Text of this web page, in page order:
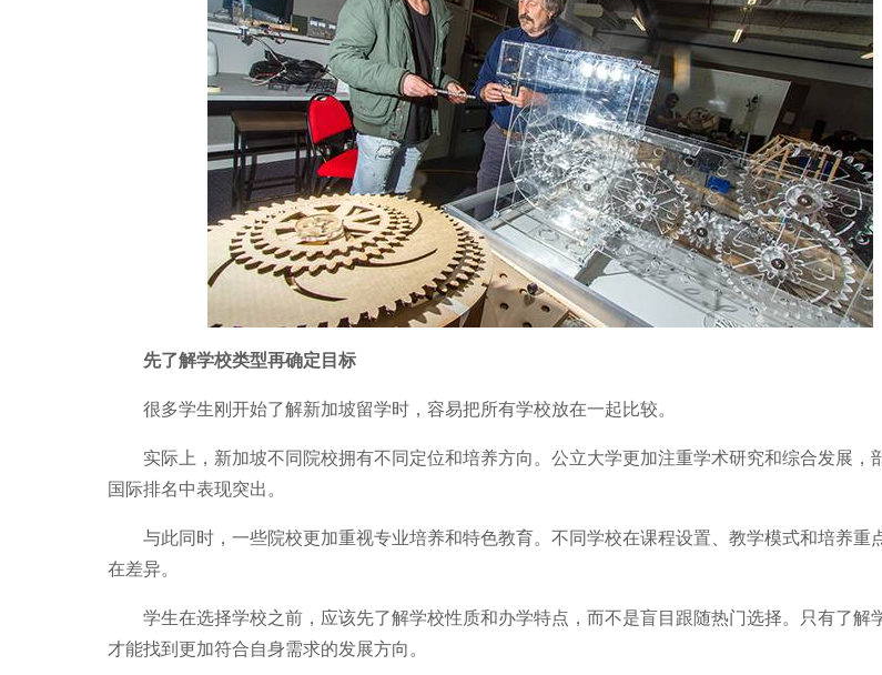
先了解学校类型再确定目标
很多学生刚开始了解新加坡留学时，容易把所有学校放在一起比较。
实际上，新加坡不同院校拥有不同定位和培养方向。公立大学更加注重学术研究和综合发展，
国际排名中表现突出。
与此同时，一些院校更加重视专业培养和特色教育。不同学校在课程设置、教学模式和培养重
在差异。
学生在选择学校之前，应该先了解学校性质和办学特点，而不是盲目跟随热门选择。只有了解
才能找到更加符合自身需求的发展方向。